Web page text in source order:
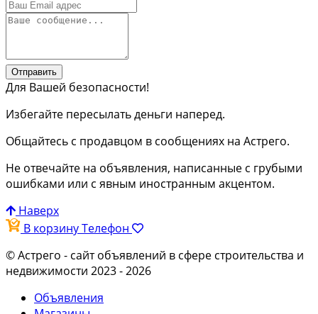
Отправить
Для Вашей безопасности!
Избегайте пересылать деньги наперед.
Общайтесь с продавцом в сообщениях на Астрего.
Не отвечайте на объявления, написанные с грубыми
ошибками или с явным иностранным акцентом.
Наверх
В корзинуТелефон
© Астрего - сайт объявлений в сфере строительства и
недвижимости 2023 - 2026
Объявления